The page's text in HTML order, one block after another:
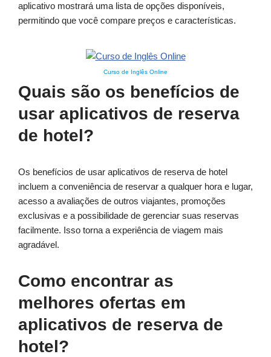
aplicativo mostrará uma lista de opções disponíveis,
permitindo que você compare preços e características.
Curso de Inglês Online
Quais são os benefícios de
usar aplicativos de reserva
de hotel?
Os benefícios de usar aplicativos de reserva de hotel
incluem a conveniência de reservar a qualquer hora e lugar,
acesso a avaliações de outros viajantes, promoções
exclusivas e a possibilidade de gerenciar suas reservas
facilmente. Isso torna a experiência de viagem mais
agradável.
Como encontrar as
melhores ofertas em
aplicativos de reserva de
hotel?